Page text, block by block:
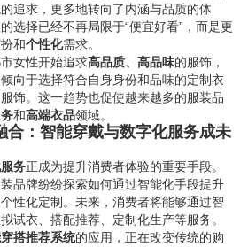
追求，更多地转向了内涵与品质的体
选择已经不再局限于“便宜好看”，而是更
和个性化需求。
女性开始追求高品质、高品味的服饰，
向于选择符合自身身份和品味的定制衣
饰。这一趋势也促使越来越多的服装品
和高端衣品领域。
合：智能穿戴与数字化服务成未
务正成为提升消费者体验的重要手段。
品牌纷纷探索如何通过智能化手段提升
性化定制。未来，消费者将能够通过智
试衣、搭配推荐、定制化生产等服务。
搭推荐系统的应用，正在改变传统的购